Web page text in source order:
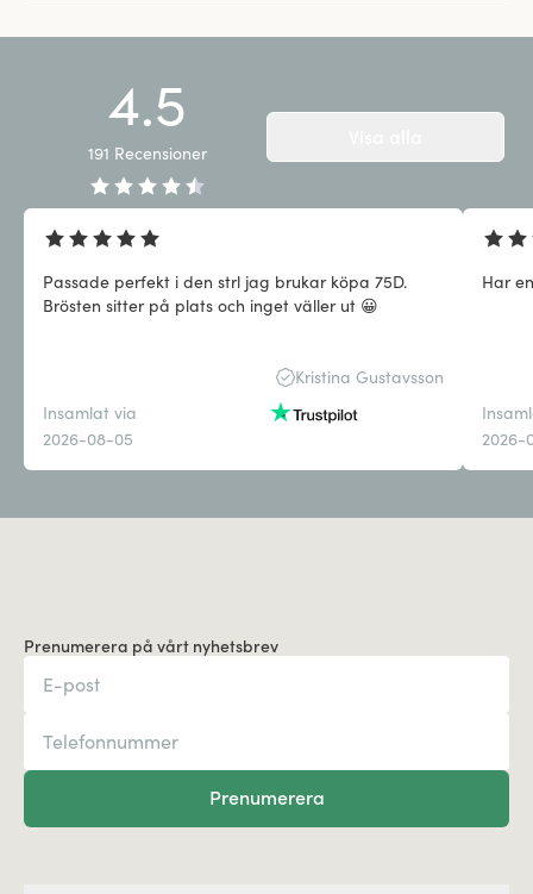
4.5
191 Recensioner
Passade perfekt i den strl jag brukar köpa 75D.
Brösten sitter på plats och inget väller ut 😀
Kristina Gustavsson
Insamlat via
2026-08-05
Har
2026-
Prenumerera på vårt nyhetsbrev
Prenumerera